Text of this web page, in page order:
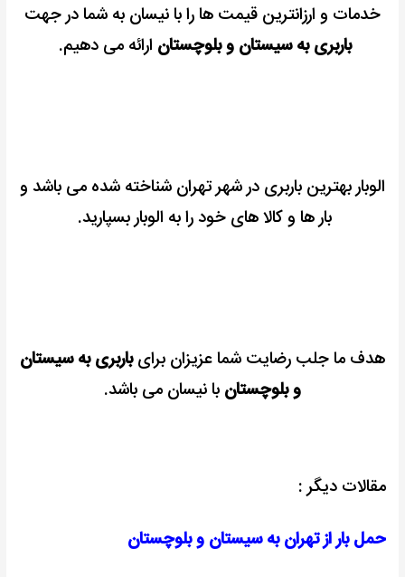
خدمات و ارزانترین قیمت ها را با نیسان به شما در جهت
باربری به سیستان و بلوچستان ارائه می دهیم.
الوبار بهترین باربری در شهر تهران شناخته شده می باشد و
بار ها و کالا های خود را به الوبار بسپارید.
هدف ما جلب رضایت شما عزیزان برایباربری به سیستان
و بلوچستان با نیسان می باشد.
مقالات دیگر :
حمل بار از تهران به سیستان و بلوچستان